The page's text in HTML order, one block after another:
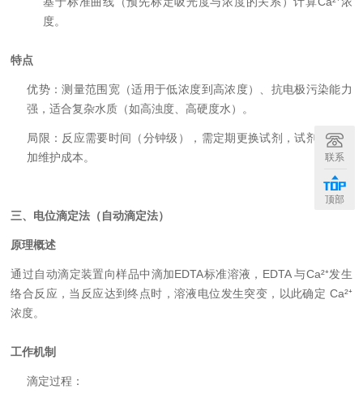
度。
特点
优势：测量范围宽（适用于低浓度到高浓度）、抗电极污染能力
强，适合复杂水质（如高浊度、高硬度水）。
局限：反应需要时间（分钟级），需定期更换试剂，试剂消耗增
加维护成本。
三、电位滴定法（自动滴定法）
原理概述
通过自动滴定装置向样品中滴加EDTA标准溶液，EDTA 与Ca²⁺发生
络合反应，当反应达到终点时，溶液电位发生突变，以此确定 Ca²⁺
浓度。
工作机制
滴定过程：
联系
顶部